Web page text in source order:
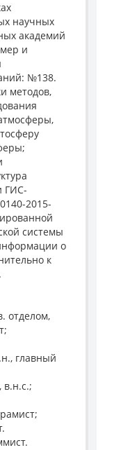
научных
академий
и
№138.
методов,
ГИС-
2015-
системы
о
к
отделом,
главный
в.н.с.;